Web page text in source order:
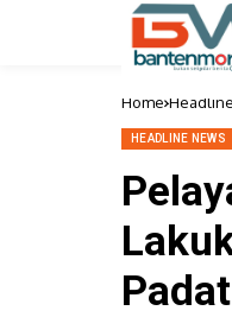
Home
HEADLINE NEWS